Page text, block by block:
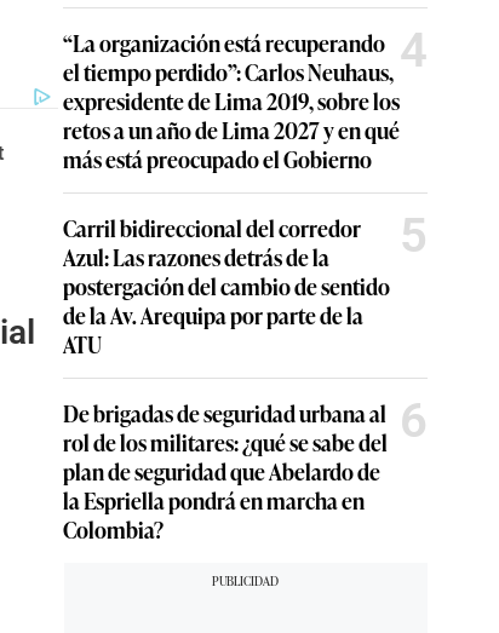
“La organización está recuperando
el tiempo perdido”: Carlos Neuhaus,
expresidente de Lima 2019, sobre los
retos a un año de Lima 2027 y en qué
más está preocupado el Gobierno
4
Carril bidireccional del corredor
Azul: Las razones detrás de la
postergación del cambio de sentido
de la Av. Arequipa por parte de la
ATU
5
De brigadas de seguridad urbana al
rol de los militares: ¿qué se sabe del
plan de seguridad que Abelardo de
la Espriella pondrá en marcha en
Colombia?
6